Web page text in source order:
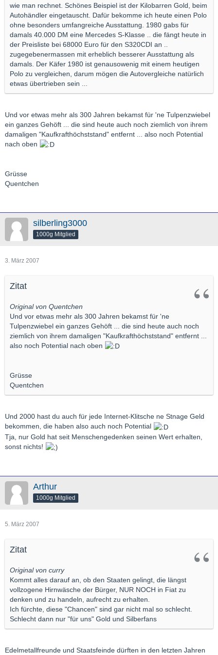
wie man rechnet. Schönes Beispiel ist der Kilobarren Gold, beim
Autohändler eingetauscht. Dafür bekomme ich heute einen Polo
ohne besonders umfangreiche Ausstattung. 1980 gabs für
damals 40.000 DM eine Mercedes S-Klasse .. die fängt heute in
der Preisliste bei 68000 Euro für den S320CDI an ..
zugegebenermassen mit erheblich besserer Ausstattung als
damals. Der Käfer 1980 ist genausowenig mit einem heutigen
Polo zu vergleichen, darum mögen die Autovergleiche natürlich
etwas übertrieben sein ...
Und vor etwas mehr als 300 Jahren bekamst für 'ne Tulpenzwiebel
ein ganzes Gehöft ... die sind heute auch noch ziemlich von ihrem
damaligen "Kaufkrafthöchststand" entfernt ... also noch Potential
nach oben
Grüsse
Quentchen
silberling3000
1000g Mitglied
3. März 2007
Zitat
Original von Quentchen
Und vor etwas mehr als 300 Jahren bekamst für 'ne
Tulpenzwiebel ein ganzes Gehöft ... die sind heute auch noch
ziemlich von ihrem damaligen "Kaufkrafthöchststand" entfernt ...
also noch Potential nach oben
Grüsse
Quentchen
Und 2000 hast du auch für jede Internet-Klitsche ne Stnage Geld
bekommen, die haben also auch noch Potential
Tja, nur Gold hat seit Menschengedenken seinen Wert erhalten,
sonst nichts!
Arthur
1000g Mitglied
5. März 2007
Zitat
Original von curry
Kommt alles darauf an, ob den Staaten gelingt, die längst
vollzogene Hirnwäsche der Bürger, NUR NOCH in Fiat zu
denken und zu handeln, aufrecht zu erhalten.
Ich fürchte, diese "Chancen" sind gar nicht mal so schlecht.
Schlecht dann nur "für uns" Gold und Silberfans
Edelmetallfreunde und Staatsfeinde dürften in den letzten Jahren